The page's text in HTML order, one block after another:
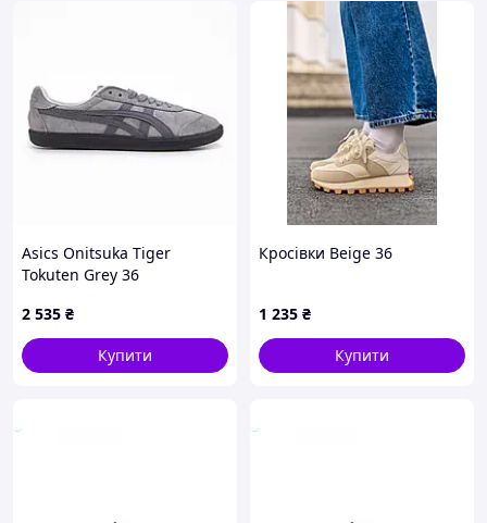
Asics Onitsuka Tiger
Tokuten Grey 36
2 535 ₴
Купити
Кросівки Beige 36
1 235 ₴
Купити